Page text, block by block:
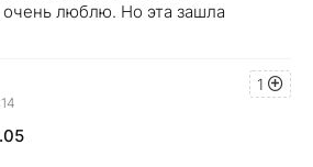
люблю. Но эта зашла
1